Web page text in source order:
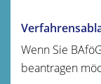
Wenn Sie
beantragen